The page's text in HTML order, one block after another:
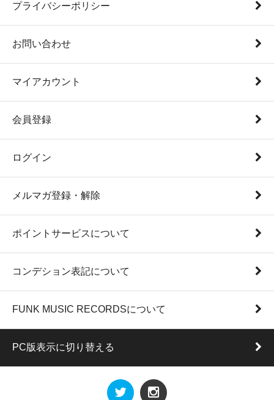
プライバシーポリシー
お問い合わせ
マイアカウント
会員登録
ログイン
メルマガ登録・解除
ポイントサービスについて
コンデション表記について
FUNK MUSIC RECORDSについて
PC版表示に切り替える